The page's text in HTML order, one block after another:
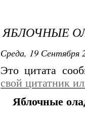
ЯБЛОЧНЫЕ
Среда, 19 Сентября
Это цитата
свой цитатник
Яблочные